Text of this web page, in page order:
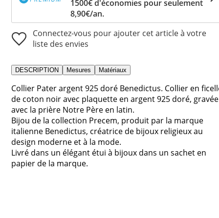
1500€ d'économies pour seulement
8,90€/an.
Connectez-vous pour ajouter cet article à votre
liste des envies
DESCRIPTION Mesures Matériaux
Collier Pater argent 925 doré Benedictus. Collier en
de coton noir avec plaquette en argent 925 doré, gravée
avec la prière Notre Père en latin.
Bijou de la collection Precem, produit par la marque
italienne Benedictus, créatrice de bijoux religieux au
design moderne et à la mode.
Livré dans un élégant étui à bijoux dans un sachet en
papier de la marque.